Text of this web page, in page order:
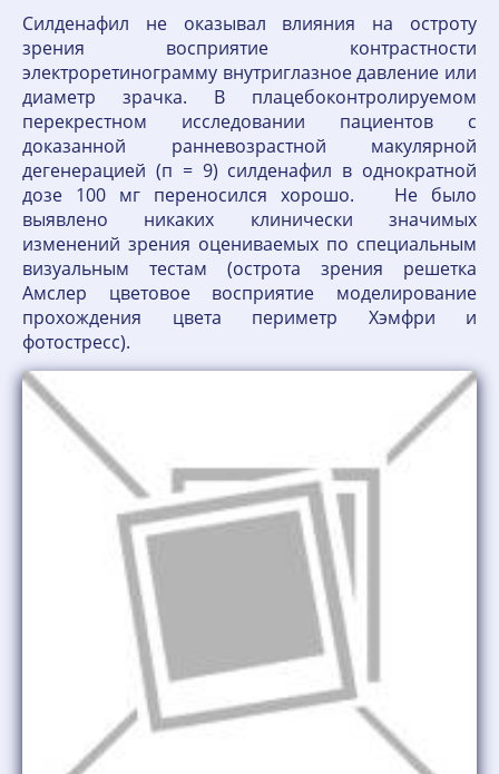
Силденафил не оказывал влияния на остроту
зрения восприятие контрастности
электроретинограмму внутриглазное давление или
диаметр зрачка. В плацебоконтролируемом
перекрестном исследовании пациентов с
доказанной ранневозрастной макулярной
дегенерацией (п = 9) силденафил в однократной
дозе 100 мг переносился хорошо. Не было
выявлено никаких клинически значимых
изменений зрения оцениваемых по специальным
визуальным тестам (острота зрения решетка
Амслер цветовое восприятие моделирование
прохождения цвета периметр Хэмфри и
фотостресс).